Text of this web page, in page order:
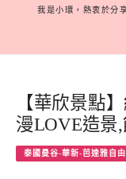
我是小環，熱衷於分
【華欣景點
漫LOVE造景
泰國曼谷-華新-芭達雅自